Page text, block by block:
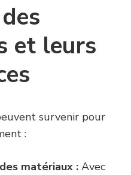
et leurs
survenir pour
:
matériaux : Avec